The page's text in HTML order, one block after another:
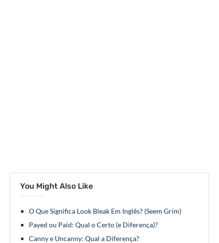
You Might Also Like
O Que Significa Look Bleak Em Inglês? (Seem Grim)
Payed ou Paid: Qual o Certo (e Diferença)?
Canny e Uncanny: Qual a Diferença?